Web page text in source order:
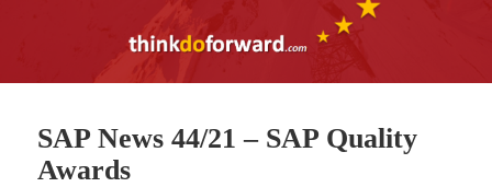
SAP News 44/21 – SAP Quality
Awards